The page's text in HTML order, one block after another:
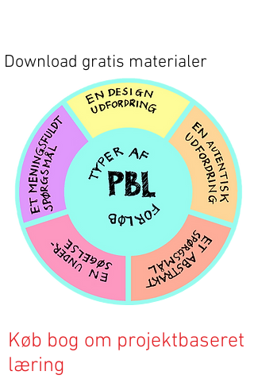
Køb bog om projektbaseret
læring
Download gratis materialer